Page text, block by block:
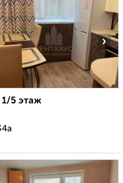
›
1/5 этаж